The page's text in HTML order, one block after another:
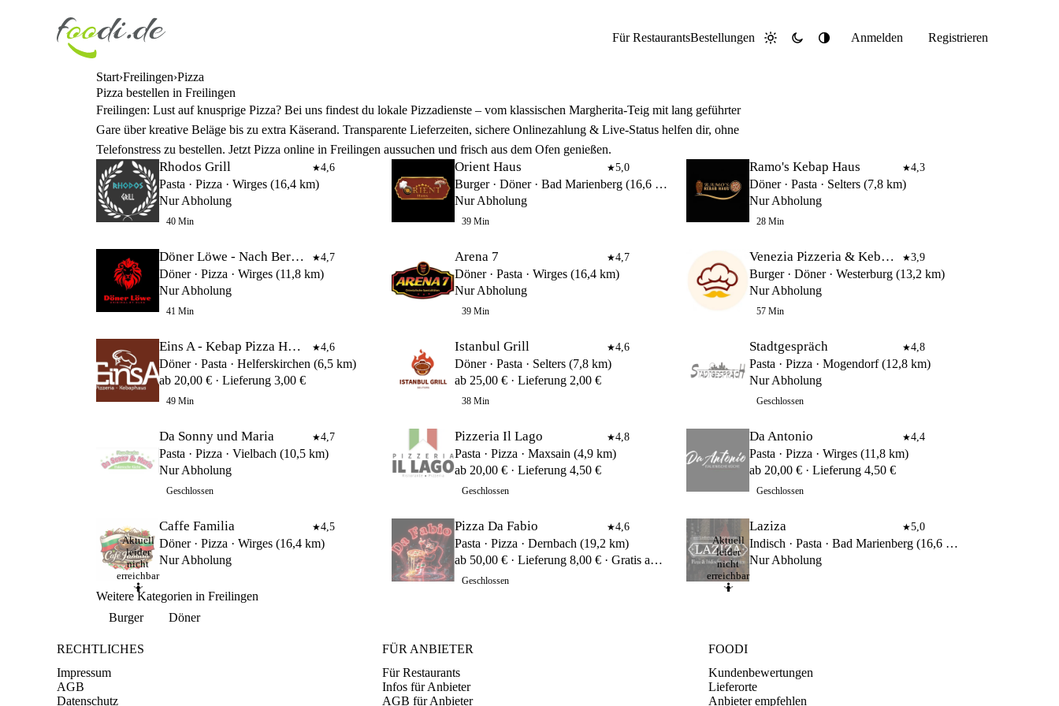
Für RestaurantsBestellungen Hell DunkelSystemAnmelden Registrieren
Start Freilingen Pizza
Pizza bestellen in Freilingen
Freilingen: Lust auf knusprige Pizza? Bei uns findest du lokale Pizzadienste – vom klassischen Margherita‑Teig mit lang geführter
Gare über kreative Beläge bis zu extra Käserand. Transparente Lieferzeiten, sichere Onlinezahlung & Live‑Status helfen dir, ohne
Telefonstress zu bestellen. Jetzt Pizza online in Freilingen aussuchen und frisch aus dem Ofen genießen.
Rhodos Grill ★4,6
Pasta · Pizza · Wirges (16,4 km)
Nur Abholung
40 Min
Orient Haus ★5,0
Burger · Döner · Bad Marienberg (16,6 km)
Nur Abholung
39 Min
Ramo's Kebap Haus ★4,3
Döner · Pasta · Selters (7,8 km)
Nur Abholung
28 Min
Döner Löwe - Nach Berliner Art ★4,7
Döner · Pizza · Wirges (11,8 km)
Nur Abholung
41 Min
Arena 7 ★4,7
Döner · Pasta · Wirges (16,4 km)
Nur Abholung
39 Min
Venezia Pizzeria & Kebab Haus ★3,9
Burger · Döner · Westerburg (13,2 km)
Nur Abholung
57 Min
Eins A - Kebap Pizza Haus ★4,6
Döner · Pasta · Helferskirchen (6,5 km)
ab 20,00 € · Lieferung 3,00 €
49 Min
Istanbul Grill ★4,6
Döner · Pasta · Selters (7,8 km)
ab 25,00 € · Lieferung 2,00 €
38 Min
Stadtgespräch ★4,8
Pasta · Pizza · Mogendorf (12,8 km)
Nur Abholung
Geschlossen
Da Sonny und Maria ★4,7
Pasta · Pizza · Vielbach (10,5 km)
Nur Abholung
Geschlossen
Pizzeria Il Lago ★4,8
Pasta · Pizza · Maxsain (4,9 km)
ab 20,00 € · Lieferung 4,50 €
Geschlossen
Da Antonio ★4,4
Pasta · Pizza · Wirges (11,8 km)
ab 20,00 € · Lieferung 4,50 €
Geschlossen
Caffe Familia ★4,5
Döner · Pizza · Wirges (16,4 km)
Nur Abholung
Aktuell
leider
nicht
erreichbar
🤷
Pizza Da Fabio ★4,6
Pasta · Pizza · Dernbach (19,2 km)
ab 50,00 € · Lieferung 8,00 € · Gratis ab 100,00 €
Geschlossen
Laziza ★5,0
Indisch · Pasta · Bad Marienberg (16,6 km)
Nur Abholung
Aktuell
leider
nicht
erreichbar
🤷
Weitere Kategorien in Freilingen
Burger
Döner
RECHTLICHES
Impressum
AGB
Datenschutz
FÜR ANBIETER
Für Restaurants
Infos für Anbieter
AGB für Anbieter
FOODI
Kundenbewertungen
Lieferorte
Anbieter empfehlen